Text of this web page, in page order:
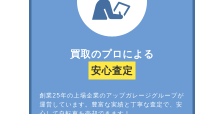
買取のプロによる
安心査定
創業25年の上場企業のアップガレージグループが
運営しています。豊富な実績と丁寧な査定で、安